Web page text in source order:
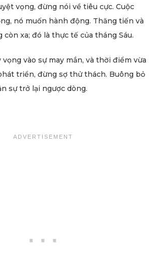
vọng, đừng nói về tiêu cực. Cuộc
nó muốn hành động. Thăng tiến và
xa; đó là thực tế của tháng Sáu.
vào sự may mắn, và thời điểm vừa
triển, đừng sợ thử thách. Buông bỏ
sự trở lại ngược dòng.